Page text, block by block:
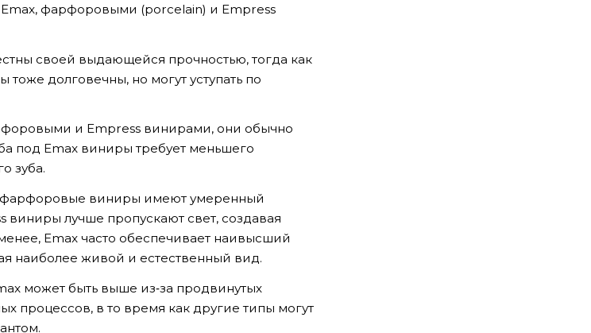
фарфоровыми (porcelain) и Empress
своей выдающейся прочностью, тогда как
долговечны, но могут уступать по
и Empress винирами, они обычно
под Emax виниры требует меньшего
зуба.
фарфоровые виниры имеют умеренный
виниры лучше пропускают свет, создавая
Emax часто обеспечивает наивысший
наиболее живой и естественный вид.
может быть выше из‑за продвинутых
процессов, в то время как другие типы могут